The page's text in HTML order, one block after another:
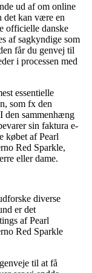
ud af om online
det kan være en
officielle danske
af sagkyndige som
får du genvej til
i processen med
essentielle
som fx den
den sammenhæng
sin faktura e-
købet af Pearl
Red Sparkle,
eller dame.
diverse
er det
af Pearl
Red Sparkle
til at få